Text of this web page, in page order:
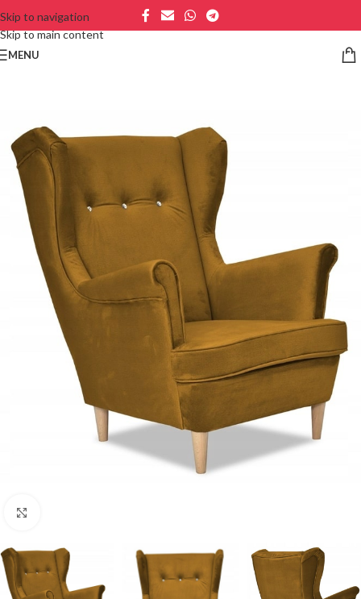
Skip to navigation
Skip to main content
MENU